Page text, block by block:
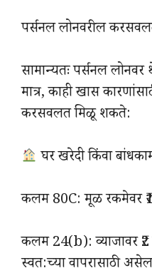
पर्सनल लोनवरील
सामान्यतः पर्सनल
मात्र, काही खास
करसवलत मिळू शकते:
घर खरेदी किंवा
कलम 80C: मूळ रकमेवर
कलम 24(b): व्याजावर
स्वत:च्या वापरासाठी